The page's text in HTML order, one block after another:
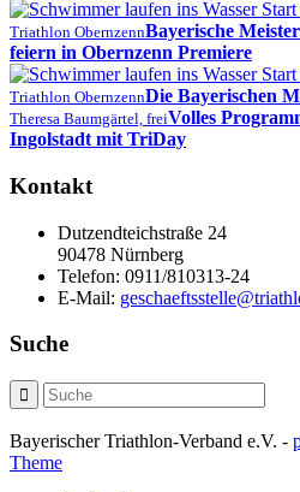
Triathlon ObernzennBayerische
feiern in Obernzenn Premiere
Triathlon ObernzennDie Bayerischen
Theresa Baumgärtel, freiVolles
Ingolstadt mit TriDay
Kontakt
Dutzendteichstraße 24
90478 Nürnberg
Telefon: 0911/810313-24
E-Mail:
Suche
Bayerischer Triathlon-Verband e.V. -
Theme